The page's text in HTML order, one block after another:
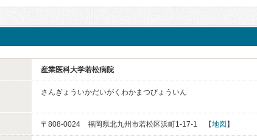
産業医科大学若松病院
さんぎょういかだいがくわかまつびょういん
〒808-0024 福岡県北九州市若松区浜町1-17-1 【地図 】